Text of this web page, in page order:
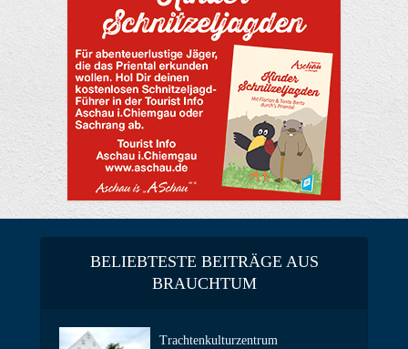
BELIEBTESTE BEITRÄGE AUS
BRAUCHTUM
Trachtenkulturzentrum